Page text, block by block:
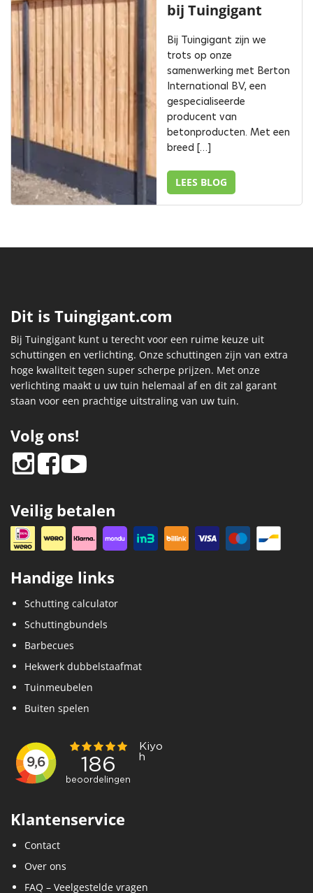
bij Tuingigant
Bij Tuingigant zijn we
trots op onze
samenwerking met Berton
International BV, een
gespecialiseerde
producent van
betonproducten. Met een
breed […]
LEES BLOG
Dit is Tuingigant.com
Bij Tuingigant kunt u terecht voor een ruime keuze uit
schuttingen en verlichting. Onze schuttingen zijn van extra
hoge kwaliteit tegen super scherpe prijzen. Met onze
verlichting maakt u uw tuin helemaal af en dit zal garant
staan voor een prachtige uitstraling van uw tuin.
Volg ons!
Veilig betalen
Handige links
Schutting calculator
Schuttingbundels
Barbecues
Hekwerk dubbelstaafmat
Tuinmeubelen
Buiten spelen
Klantenservice
Contact
Over ons
FAQ – Veelgestelde vragen